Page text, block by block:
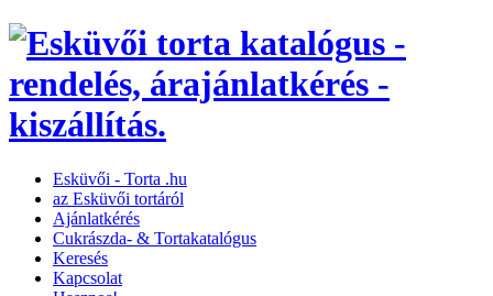
Esküvői­­ -­ Torta­ .hu
az Esküvői tortáról
Ajánlatkérés
Cukrászda- & Tortakatalógus
Keresés
Kapcsolat